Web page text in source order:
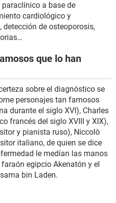
a base de
cardiológico y
de osteoporosis,
que lo han
sobre el diagnóstico se
personajes tan famosos
durante el siglo XVI), Charles
francés del siglo XVIII y XIX),
y pianista ruso), Niccolò
italiano, de quien se dice
le medían las manos
egipcio Akenatón y el
bin Laden.